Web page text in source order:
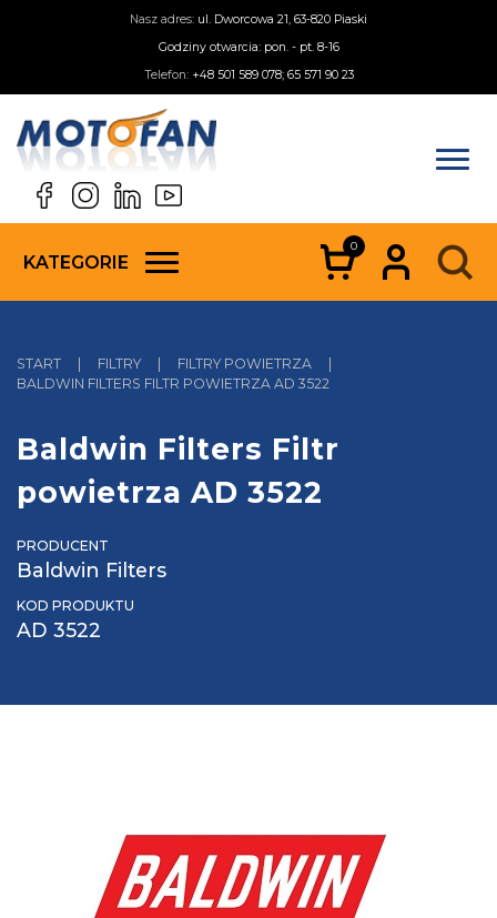
Nasz adres: ul. Dworcowa 21, 63-820 Piaski
Godziny otwarcia: pon. - pt. 8-16
Telefon: +48 501 589 078; 65 571 90 23
KATEGORIE
0
START | FILTRY | FILTRY POWIETRZA
|
BALDWIN FILTERS FILTR POWIETRZA AD 3522
Baldwin Filters Filtr
powietrza AD 3522
PRODUCENT
Baldwin Filters
KOD PRODUKTU
AD 3522